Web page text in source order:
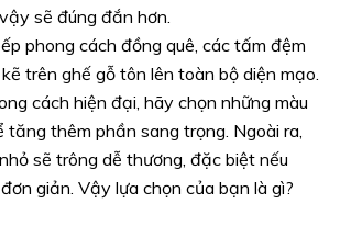
sẽ đúng đắn hơn.
phong cách đồng quê, các tấm đệm
trên ghế gỗ tôn lên toàn bộ diện mạo.
cách hiện đại, hãy chọn những màu
tăng thêm phần sang trọng. Ngoài ra,
sẽ trông dễ thương, đặc biệt nếu
giản. Vậy lựa chọn của bạn là gì?